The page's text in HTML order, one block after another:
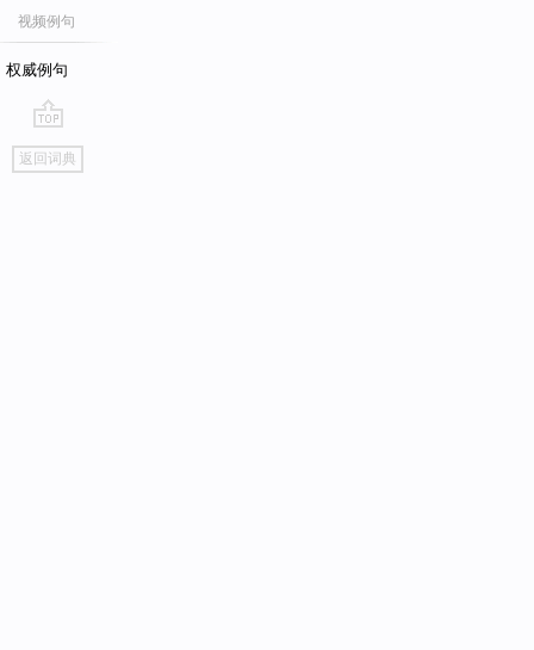
视频例句
权威例句
go
top
返回词典